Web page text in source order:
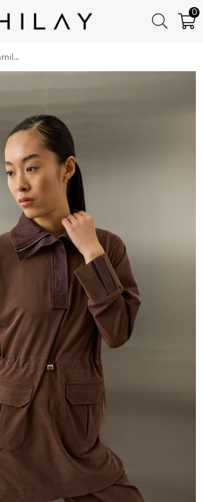
0
Yuki Kot Garnili Fermuarlı Tensel Pantolonlu Takım KAHVERENGİ